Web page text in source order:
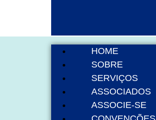
HOME
SOBRE
SERVIÇOS
ASSOCIADOS
ASSOCIE-SE